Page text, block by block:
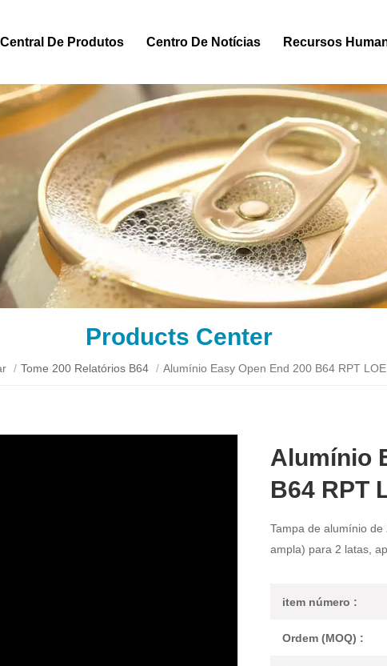
Central De Produtos Centro De Notícias Recursos
Products Center
/ Tome 200 Relatórios B64 / Alumínio Easy Open End 200 B64 RPT LOE
Alumínio
B64 RPT
Tampa de alumínio
ampla) para 2 latas,
item número :
Ordem (MOQ) :